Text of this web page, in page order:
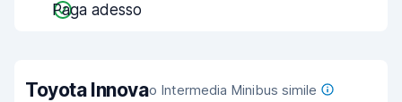
Paga adesso
Toyota Innovao Intermedia Minibus simile